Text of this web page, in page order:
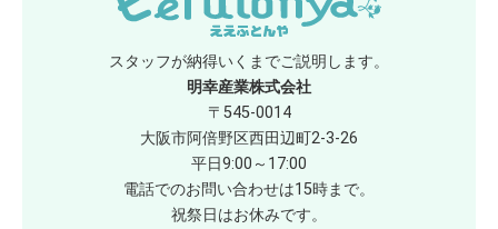
スタッフが納得いくまでご説明します。
明幸産業株式会社
〒545-0014
大阪市阿倍野区西田辺町2-3-26
平日9:00～17:00
電話でのお問い合わせは15時まで。
祝祭日はお休みです。